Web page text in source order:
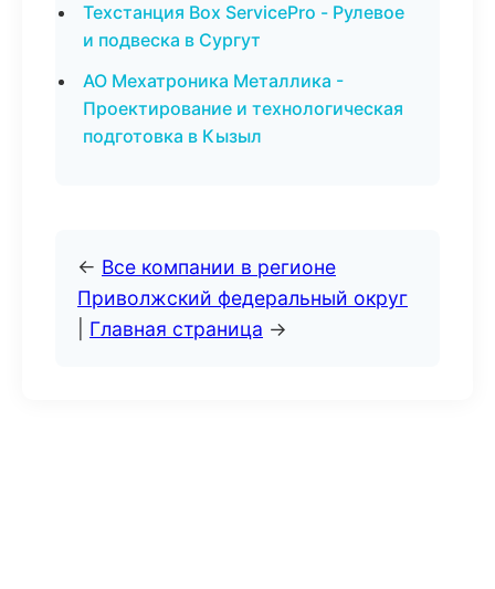
Техстанция Box ServicePro - Рулевое
и подвеска в Сургут
АО Мехатроника Металлика -
Проектирование и технологическая
подготовка в Кызыл
← Все компании в регионе
Приволжский федеральный округ
Главная страница →